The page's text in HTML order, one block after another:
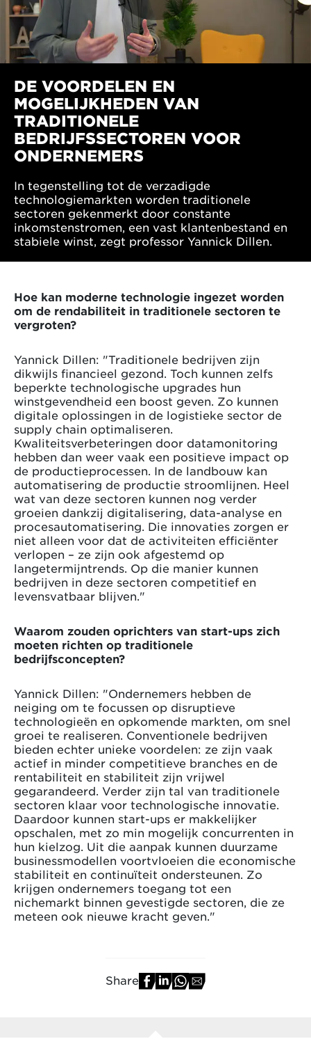
DE VOORDELEN EN
MOGELIJKHEDEN VAN
TRADITIONELE
BEDRIJFSSECTOREN VOOR
ONDERNEMERS
In tegenstelling tot de verzadigde
technologiemarkten worden traditionele
sectoren gekenmerkt door constante
inkomstenstromen, een vast klantenbestand en
stabiele winst, zegt professor Yannick Dillen.
Hoe kan moderne technologie ingezet worden
om de rendabiliteit in traditionele sectoren te
vergroten?
Yannick Dillen: "Traditionele bedrijven zijn
dikwijls financieel gezond. Toch kunnen zelfs
beperkte technologische upgrades hun
winstgevendheid een boost geven. Zo kunnen
digitale oplossingen in de logistieke sector de
supply chain optimaliseren.
Kwaliteitsverbeteringen door datamonitoring
hebben dan weer vaak een positieve impact op
de productieprocessen. In de landbouw kan
automatisering de productie stroomlijnen. Heel
wat van deze sectoren kunnen nog verder
groeien dankzij digitalisering, data-analyse en
procesautomatisering. Die innovaties zorgen er
niet alleen voor dat de activiteiten efficiënter
verlopen – ze zijn ook afgestemd op
langetermijntrends. Op die manier kunnen
bedrijven in deze sectoren competitief en
levensvatbaar blijven."
Waarom zouden oprichters van start-ups zich
moeten richten op traditionele
bedrijfsconcepten?
Yannick Dillen: "Ondernemers hebben de
neiging om te focussen op disruptieve
technologieën en opkomende markten, om snel
groei te realiseren. Conventionele bedrijven
bieden echter unieke voordelen: ze zijn vaak
actief in minder competitieve branches en de
rentabiliteit en stabiliteit zijn vrijwel
gegarandeerd. Verder zijn tal van traditionele
sectoren klaar voor technologische innovatie.
Daardoor kunnen start-ups er makkelijker
opschalen, met zo min mogelijk concurrenten in
hun kielzog. Uit die aanpak kunnen duurzame
businessmodellen voortvloeien die economische
stabiliteit en continuïteit ondersteunen. Zo
krijgen ondernemers toegang tot een
nichemarkt binnen gevestigde sectoren, die ze
meteen ook nieuwe kracht geven."
Share